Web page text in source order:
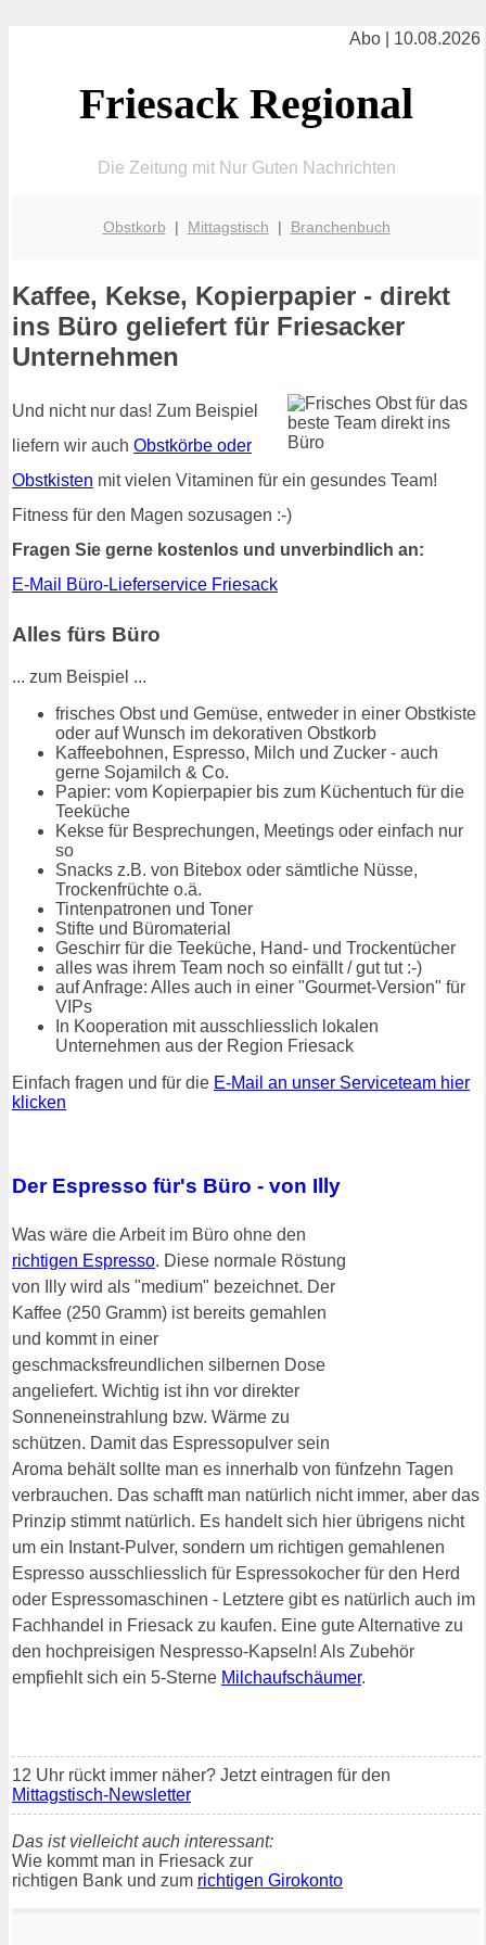
Abo | 10.08.2026
Friesack Regional
Die Zeitung mit Nur Guten Nachrichten
Obstkorb | Mittagstisch | Branchenbuch
Kaffee, Kekse, Kopierpapier - direkt
ins Büro geliefert für Friesacker
Unternehmen
Und nicht nur das! Zum Beispiel
liefern wir auch Obstkörbe oder
Obstkisten mit vielen Vitaminen für ein gesundes Team!
Fitness für den Magen sozusagen :-)
Fragen Sie gerne kostenlos und unverbindlich an:
E-Mail Büro-Lieferservice Friesack
Alles fürs Büro
... zum Beispiel ...
frisches Obst und Gemüse, entweder in einer Obstkiste
oder auf Wunsch im dekorativen Obstkorb
Kaffeebohnen, Espresso, Milch und Zucker - auch
gerne Sojamilch & Co.
Papier: vom Kopierpapier bis zum Küchentuch für die
Teeküche
Kekse für Besprechungen, Meetings oder einfach nur
so
Snacks z.B. von Bitebox oder sämtliche Nüsse,
Trockenfrüchte o.ä.
Tintenpatronen und Toner
Stifte und Büromaterial
Geschirr für die Teeküche, Hand- und Trockentücher
alles was ihrem Team noch so einfällt / gut tut :-)
auf Anfrage: Alles auch in einer "Gourmet-Version" für
VIPs
In Kooperation mit ausschliesslich lokalen
Unternehmen aus der Region Friesack
Einfach fragen und für die E-Mail an unser Serviceteam hier
klicken
Der Espresso für's Büro - von Illy
Was wäre die Arbeit im Büro ohne den
richtigen Espresso. Diese normale Röstung
von Illy wird als "medium" bezeichnet. Der
Kaffee (250 Gramm) ist bereits gemahlen
und kommt in einer
geschmacksfreundlichen silbernen Dose
angeliefert. Wichtig ist ihn vor direkter
Sonneneinstrahlung bzw. Wärme zu
schützen. Damit das Espressopulver sein
Aroma behält sollte man es innerhalb von fünfzehn Tagen
verbrauchen. Das schafft man natürlich nicht immer, aber das
Prinzip stimmt natürlich. Es handelt sich hier übrigens nicht
um ein Instant-Pulver, sondern um richtigen gemahlenen
Espresso ausschliesslich für Espressokocher für den Herd
oder Espressomaschinen - Letztere gibt es natürlich auch im
Fachhandel in Friesack zu kaufen. Eine gute Alternative zu
den hochpreisigen Nespresso-Kapseln! Als Zubehör
empfiehlt sich ein 5-Sterne Milchaufschäumer.
12 Uhr rückt immer näher? Jetzt eintragen für den
Mittagstisch-Newsletter
Das ist vielleicht auch interessant:
Wie kommt man in Friesack zur
richtigen Bank und zum richtigen Girokonto